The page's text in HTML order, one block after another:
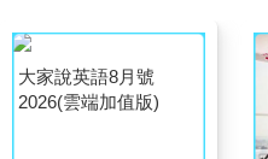
的Berghain是電子樂迷的朝聖
樂迷可以留在入場後的第一個
它不僅佔地最大，同時也是歷
樂的首要功臣；Sisyphos 比其
擾，當地人說那裡的DJ都是最